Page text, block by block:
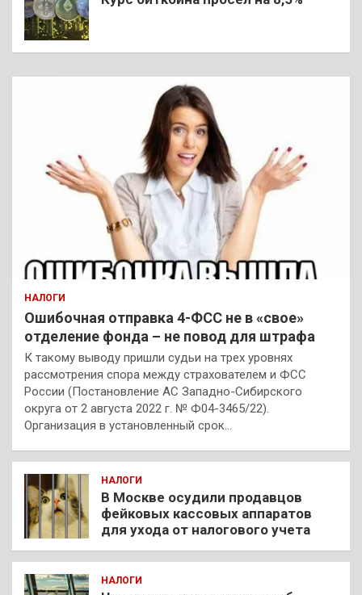
НАЛОГИ
Ошибочная отправка 4-ФСС не в «свое»
отделение фонда – не повод для штрафа
К такому выводу пришли судьи на трех уровнях
рассмотрения спора между страхователем и ФСС
России (Постановление АС Западно-Сибирского
округа от 2 августа 2022 г. № Ф04-3465/22).
Организация в установленный срок…
НАЛОГИ
В Москве осудили продавцов
фейковых кассовых аппаратов
для ухода от налогового учета
НАЛОГИ